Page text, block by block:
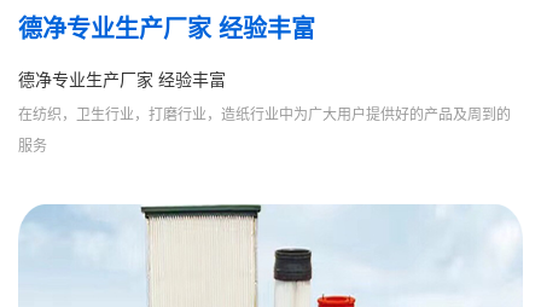
德净专业生产厂家 经验丰富
德净专业生产厂家 经验丰富
在纺织，卫生行业，打磨行业，造纸行业中为广大用户提供好的产品及周到的
服务